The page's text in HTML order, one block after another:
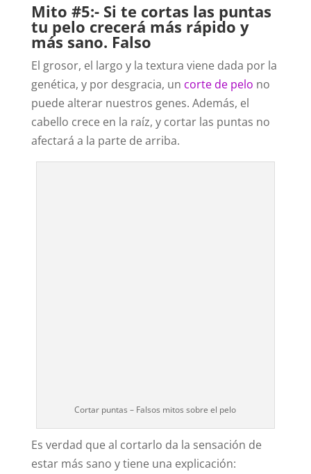
Mito #5:- Si te cortas las puntas
tu pelo crecerá más rápido y
más sano. Falso
El grosor, el largo y la textura viene dada por la
genética, y por desgracia, un corte de pelo no
puede alterar nuestros genes. Además, el
cabello crece en la raíz, y cortar las puntas no
afectará a la parte de arriba.
Cortar puntas – Falsos mitos sobre el pelo
Es verdad que al cortarlo da la sensación de
estar más sano y tiene una explicación: